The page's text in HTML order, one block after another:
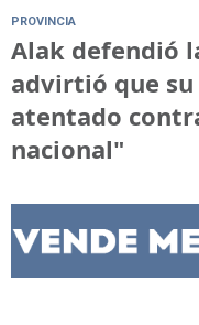
PROVINCIA
Alak defendió
advirtió que
atentado
nacional"